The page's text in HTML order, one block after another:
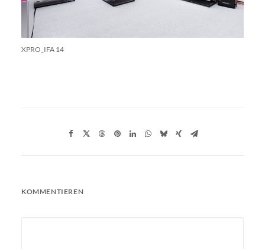
XPRO_IFA 14
KOMMENTIEREN